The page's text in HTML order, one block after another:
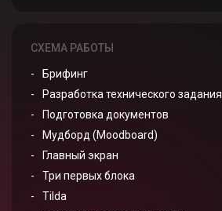
СХЕМА РАБОТЫ
Брифинг
Разработка технического задания
Подготовка документов
Мудборд (Moodboard)
Главный экран
Три первых блока
Tilda